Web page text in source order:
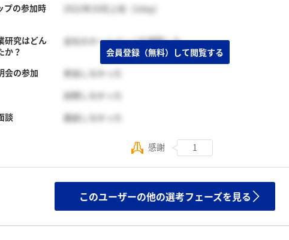
プの参加時
2022年10月上旬（1day）
研究はどん
か？
会社のホームページを閲覧した。
会の参加
参加しなかった
訪問しなかった
談
面談しなかった
会員登録（無料）して閲覧する
感謝 1
このユーザーの他の選考フェーズを見る